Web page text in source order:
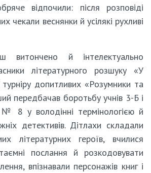
відпочили: після розповіді
чекали веснянки й усілякі рухливі
витончено й інтелектуально
літературного розшуку «У
турніру допитливих «Розумники та
передбачав боротьбу учнів 3-Б і
8 у володінні термінологією й
детективів. Дітлахи складали
літературних героїв, вчилися
послання й розкодовувати
впізнавали персонажів книг і